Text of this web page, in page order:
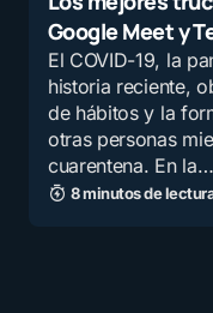
Google Meet y
El COVID-19, la
historia reciente,
de hábitos y la
otras personas
cuarentena. En la…
8 minutos de